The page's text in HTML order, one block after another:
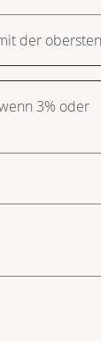
der
3% oder